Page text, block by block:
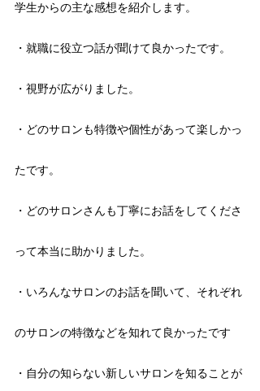
学生からの主な感想を紹介します。
・就職に役立つ話が聞けて良かったです。
・視野が広がりました。
・どのサロンも特徴や個性があって楽しかっ
たです。
・どのサロンさんも丁寧にお話をしてくださ
って本当に助かりました。
・いろんなサロンのお話を聞いて、それぞれ
のサロンの特徴などを知れて良かったです
・自分の知らない新しいサロンを知ることが